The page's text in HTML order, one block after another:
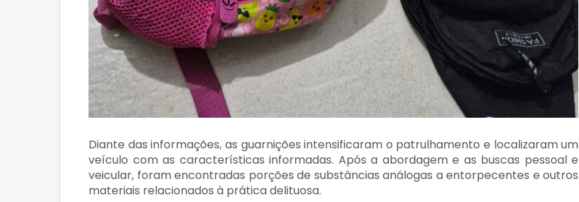
Diante das informações, as guarnições intensificaram o patrulhamento e localizaram um
veículo com as características informadas. Após a abordagem e as buscas pessoal e
veicular, foram encontradas porções de substâncias análogas a entorpecentes e outros
materiais relacionados à prática delituosa.